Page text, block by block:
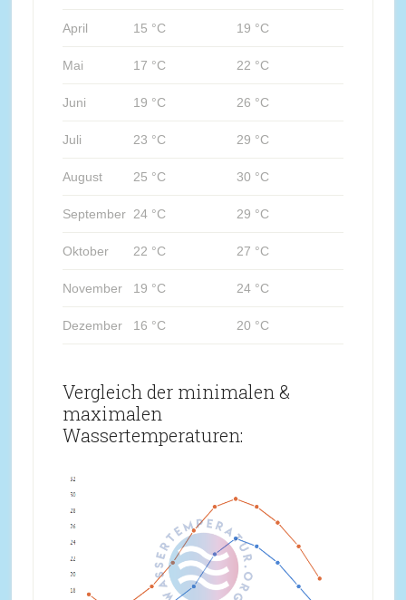
April 15 °C 19 °C
Mai 17 °C 22 °C
Juni 19 °C 26 °C
Juli 23 °C 29 °C
August 25 °C 30 °C
September 24 °C 29 °C
Oktober 22 °C 27 °C
November 19 °C 24 °C
Dezember 16 °C 20 °C
Vergleich der minimalen &
maximalen
Wassertemperaturen: